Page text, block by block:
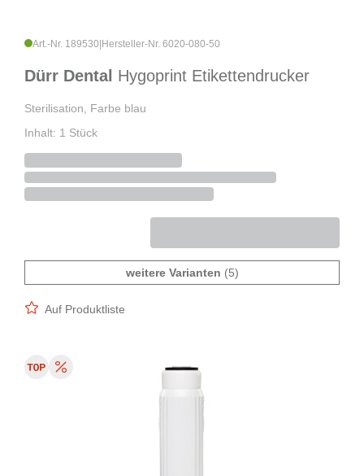
Art.-Nr. 189530 Hersteller-Nr. 6020-080-50
Dürr Dental Hygoprint Etikettendrucker
Sterilisation, Farbe blau
Inhalt: 1 Stück
weitere Varianten (5)
Auf Produktliste